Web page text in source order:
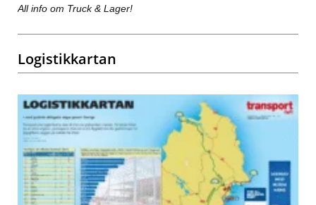
All info om Truck & Lager!
Logistikkartan